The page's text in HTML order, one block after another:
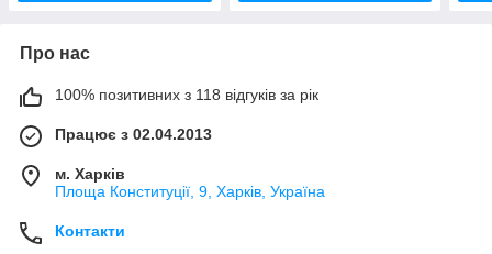
Про нас
100% позитивних з 118 відгуків за рік
Працює з 02.04.2013
м. Харків
Площа Конституції, 9, Харків, Україна
Контакти